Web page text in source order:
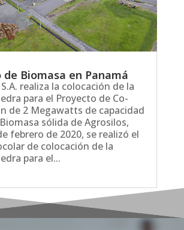
de Biomasa en Panamá
realiza la colocación de la
para el Proyecto de Co-
de 2 Megawatts de capacidad
sólida de Agrosilos,
febrero de 2020, se realizó el
de colocación de la
para el...